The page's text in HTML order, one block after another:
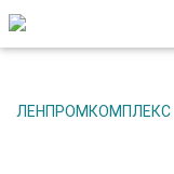
ЛЕНПРОМКОМПЛЕКС